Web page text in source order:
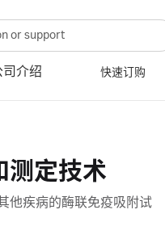
司介绍 快速订购
测定技术
他疾病的酶联免疫吸附试